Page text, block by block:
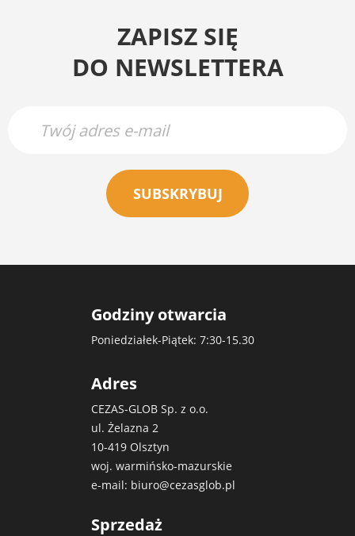
ZAPISZ SIĘ
DO NEWSLETTERA
SUBSKRYBUJ
Godziny otwarcia
Poniedziałek-Piątek: 7:30-15.30
Adres
CEZAS-GLOB Sp. z o.o.
ul. Żelazna 2
10-419 Olsztyn
woj. warmińsko-mazurskie
e-mail: biuro@cezasglob.pl
Sprzedaż